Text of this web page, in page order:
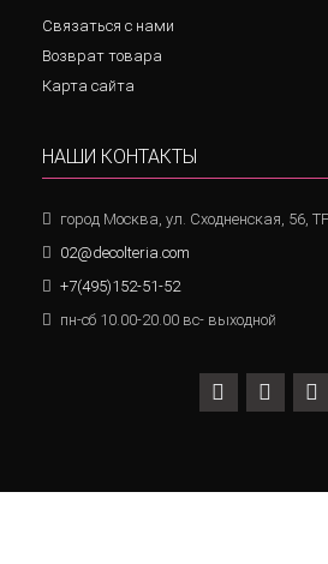
Связаться с нами
Возврат товара
Карта сайта
НАШИ КОНТАКТЫ
город Москва, ул. Сходненская, 56,
02@decolteria.com
+7(495)152-51-52
пн-сб 10.00-20.00 вс- выходной